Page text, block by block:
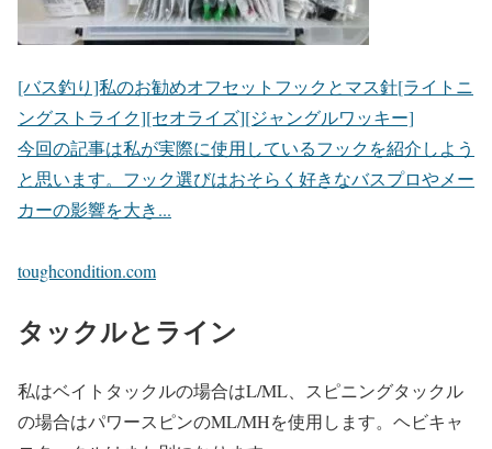
[バス釣り]私のお勧めオフセットフックとマス針[ライトニ
ングストライク][セオライズ][ジャングルワッキー]
今回の記事は私が実際に使用しているフックを紹介しよう
と思います。フック選びはおそらく好きなバスプロやメー
カーの影響を大き...
toughcondition.com
タックルとライン
私はベイトタックルの場合はL/ML、スピニングタックル
の場合はパワースピンのML/MHを使用します。ヘビキャ